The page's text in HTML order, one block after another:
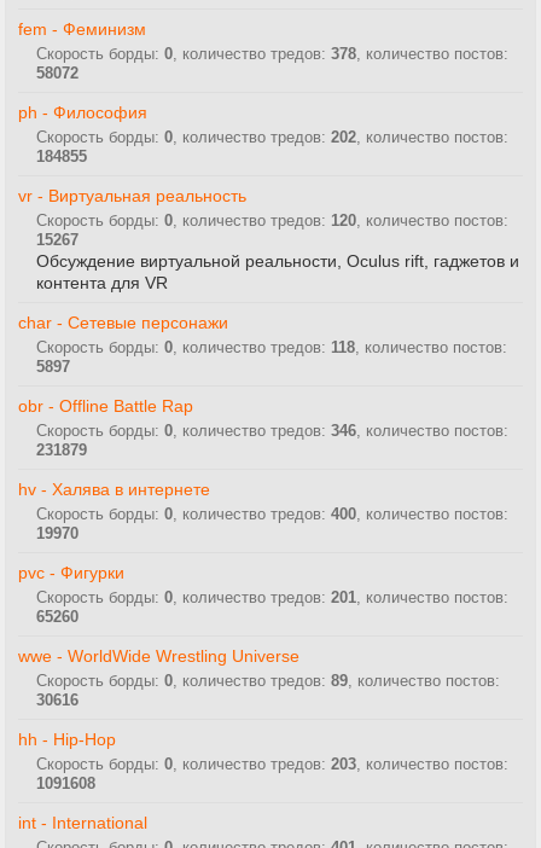
fem - Феминизм
Скорость борды:0 , количество тредов:378 , количество постов:
58072
ph - Философия
Скорость борды:0 , количество тредов:202 , количество постов:
184855
vr - Виртуальная реальность
Скорость борды:0 , количество тредов: 120 , количество постов:
15267
Обсуждение виртуальной реальности, Oculus rift, гаджетов и
контента для VR
char - Сетевые персонажи
Скорость борды:0 , количество тредов: 118 , количество постов:
5897
obr - Offline Battle Rap
Скорость борды:0 , количество тредов:346 , количество постов:
231879
hv - Халява в интернете
Скорость борды:0 , количество тредов:400 , количество постов:
19970
pvc - Фигурки
Скорость борды:0 , количество тредов:201 , количество постов:
65260
wwe - WorldWide Wrestling Universe
Скорость борды:0 , количество тредов:89 , количество постов:
30616
hh - Hip-Hop
Скорость борды:0 , количество тредов:203 , количество постов:
1091608
int - International